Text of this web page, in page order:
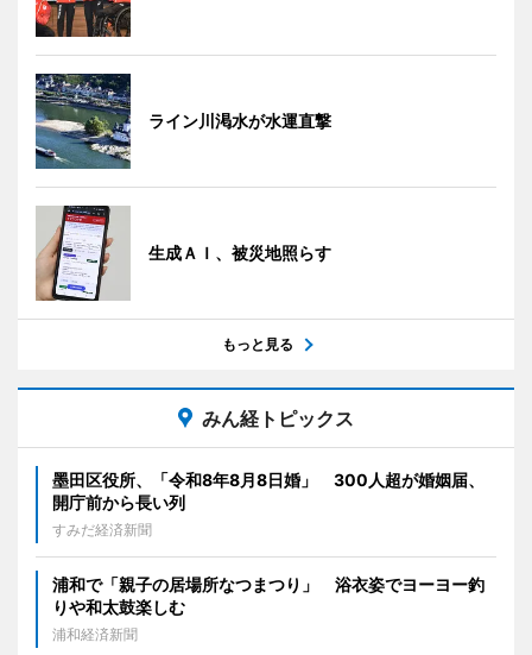
ライン川渇水が水運直撃
生成ＡＩ、被災地照らす
もっと見る
みん経トピックス
墨田区役所、「令和8年8月8日婚」 300人超が婚姻届、
開庁前から長い列
すみだ経済新聞
浦和で「親子の居場所なつまつり」 浴衣姿でヨーヨー釣
りや和太鼓楽しむ
浦和経済新聞